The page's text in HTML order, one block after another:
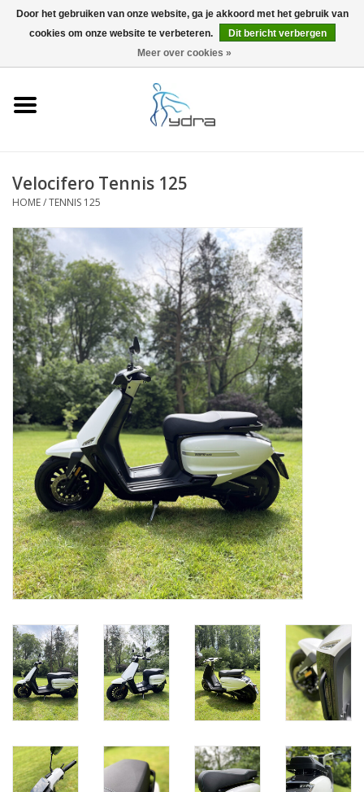
0 Artikelen - €0,00
Accessoires
Blog
Velocifero Tennis 125
HOME/TENNIS 125
Door het gebruiken van onze website, ga je akkoord met het gebruik van
cookies om onze website te verbeteren.
Dit bericht verbergen
Meer over cookies »